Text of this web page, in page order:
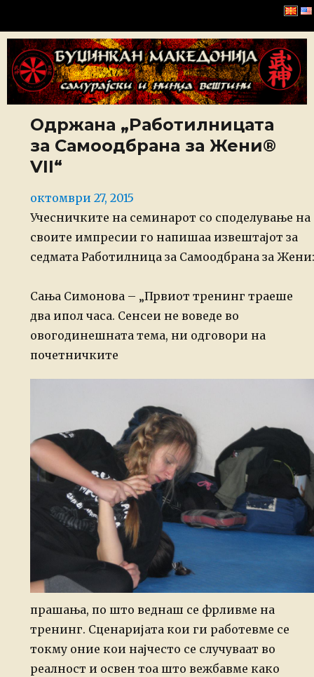
Буџинкан Македонија
Одржана „Работилницата
за Самоодбрана за Жени®
VII“
Posted
on
октомври 27, 2015
Учесничките на семинарот со споделување на
своите импресии го напишаа извештајот за
седмата Работилница за Самоодбрана за Жени:
Сања Симонова – „Првиот тренинг траеше
два ипол часа. Сенсеи не воведе во
овогодинешната тема, ни одговори на
почетничките
прашања, по што веднаш се фрливме на
тренинг. Сценаријата кои ги работевме се
токму оние кои најчесто се случуваат во
реалност и освен тоа што вежбавме како